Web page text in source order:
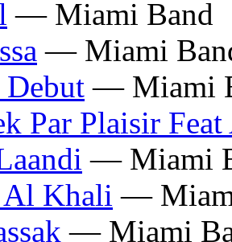
— Miami Band
— Miami
Debut — Miami
Par Plaisir Feat
— Miami
Khali —
— Miami